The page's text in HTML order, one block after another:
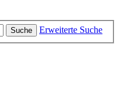
Suche
Erweiterte Suche